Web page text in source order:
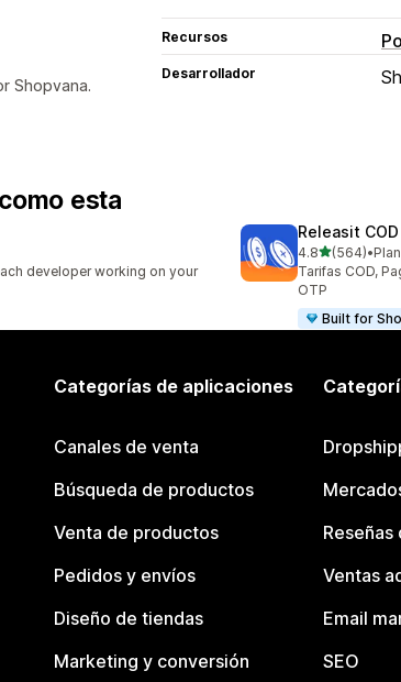
Shopvana.
Recursos
Desarrollador
esta
developer working on your
Releasit
4.8de 5 estrellas
(564)
564 reseñas en
•
Tarifas COD,
OTP
Built for
Categorías de aplicaciones
Canales de venta
Búsqueda de productos
Venta de productos
Pedidos y envíos
Diseño de tiendas
Marketing y conversión
Ventas
Email
SEO